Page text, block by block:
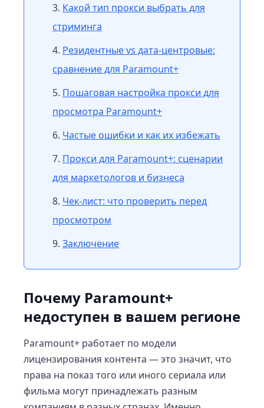
Какой тип прокси выбрать для
стриминга
Резидентные vs дата-центровые:
сравнение для Paramount+
Пошаговая настройка прокси для
просмотра Paramount+
Частые ошибки и как их избежать
Прокси для Paramount+: сценарии
для маркетологов и бизнеса
Чек-лист: что проверить перед
просмотром
Заключение
Почему Paramount+
недоступен в вашем регионе
Paramount+ работает по модели
лицензирования контента — это значит, что
права на показ того или иного сериала или
фильма могут принадлежать разным